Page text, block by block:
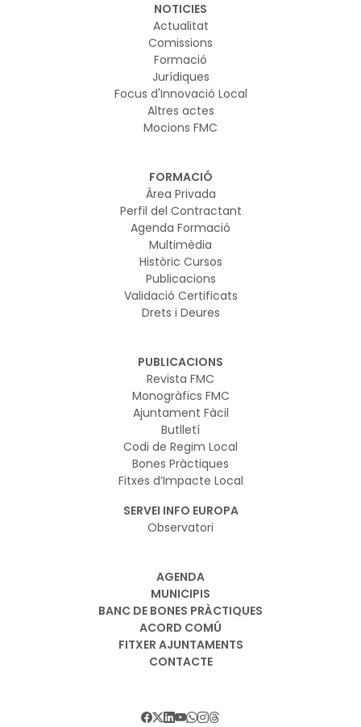
NOTICIES
Actualitat
Comissions
Formació
Jurídiques
Focus d'Innovació Local
Altres actes
Mocions FMC
FORMACIÓ
Àrea Privada
Perfil del Contractant
Agenda Formació
Multimèdia
Històric Cursos
Publicacions
Validació Certificats
Drets i Deures
PUBLICACIONS
Revista FMC
Monogràfics FMC
Ajuntament Fàcil
Butlletí
Codi de Regim Local
Bones Pràctiques
Fitxes d’Impacte Local
SERVEI INFO EUROPA
Observatori
AGENDA
MUNICIPIS
BANC DE BONES PRÀCTIQUES
ACORD COMÚ
FITXER AJUNTAMENTS
CONTACTE